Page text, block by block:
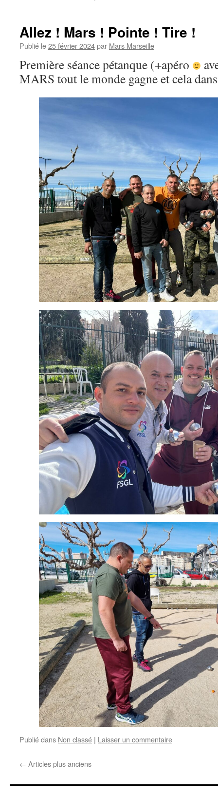
Allez ! Mars ! Pointe ! Tire !
Publié le25 février 2024par Mars Marseille
Première séance pétanque (+apéro
MARS tout le monde gagne et cela
Publié dans Non classé | Laisser un commentaire
← Articles plus anciens